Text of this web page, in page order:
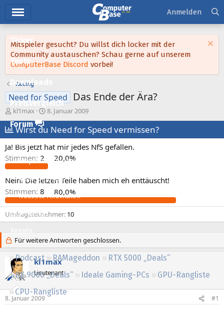
Ticker
Tests
Downloads
Preisvergleich
Forum
Aktuelles
Empfohlene Inhalte
Neue Beiträge
Neueste Aktivitäten
Leserartikel
Regeln
Podcast RAMageddon
RTX 5000 „Deals“
RX 9000 „Deals“
Ideale Gaming-PCs
GPU-Rangliste
CPU-Rangliste
Anmelden
Mitspieler gesucht? Du willst dich locker mit der
Community austauschen? Schau gerne auf unserem
ComputerBase Discord vorbei!
Racing
Need for Speed Das Ende der Ära?
E
r
s
t
e
l
l
r
kl1max
E
r
s
t
e
l
a
8. Januar 2009
Wirst du Need for Speed vermissen?
Ja! Bis jetzt hat mir jedes NfS gefallen.
Stimmen: 2 20,0%
Nein! Die letzen Teile haben mich eh enttäuscht!
Stimmen: 8 80,0%
Umfrageteilnehmer 10
Für weitere Antworten geschlossen.
kl1max
Lieutenant
8. Januar 2009 #1